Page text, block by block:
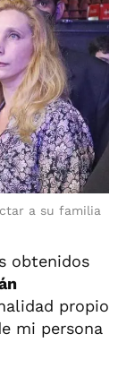
a su familia
obtenidos
propio
mi persona